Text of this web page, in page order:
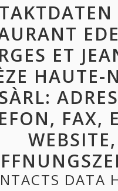
ET
HAUTE-
FAX,
WEBSITE,
DATA